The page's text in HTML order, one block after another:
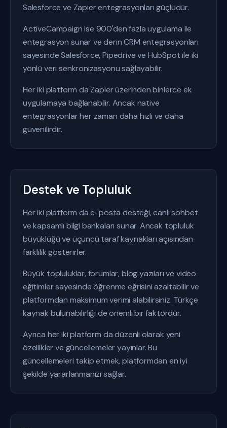
Salesforce ve Zapier entegrasyonları güçlüdür.
ActiveCampaign ise 900'den fazla uygulama ile
entegrasyon sunar ve derin CRM entegrasyonları
sayesinde Salesforce, Pipedrive ve HubSpot ile iki
yönlü veri senkronizasyonu sağlayabilir.
Her iki platform da Zapier üzerinden binlerce ek
uygulamaya bağlanabilir. Ancak native
entegrasyonlar her zaman daha hızlı ve daha
güvenilirdir.
Destek ve Topluluk
Her iki platform da e-posta desteği, canlı sohbet
ve kapsamlı bilgi bankaları sunar. Ancak topluluk
büyüklüğü ve üçüncü taraf kaynakları açısından
farklılık gösterirler.
Büyük topluluklar, forumlar, blog yazıları ve video
eğitimler sayesinde öğrenme eğrisini azaltabilir ve
platformdan maksimum verimi alabilirsiniz. Türkçe
kaynak bulunabilirliği de önemli bir faktördür.
Ayrıca her iki platform da düzenli olarak yeni
özellikler ve güncellemeler yayınlar. Bu
güncellemeleri takip etmek, platformdan en iyi
şekilde yararlanmanızı sağlar.